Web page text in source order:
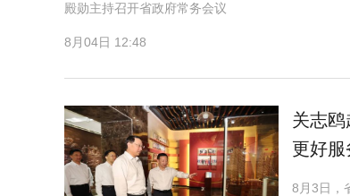
殿勋主持召开省政府常务会议
8月04日 12:48
关志
更好
8月3日，